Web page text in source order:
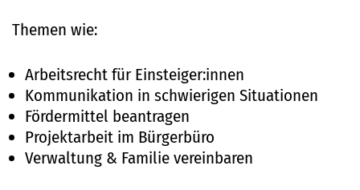
Themen wie:
Arbeitsrecht für Einsteiger:innen
Kommunikation in schwierigen Situationen
Fördermittel beantragen
Projektarbeit im Bürgerbüro
Verwaltung & Familie vereinbaren